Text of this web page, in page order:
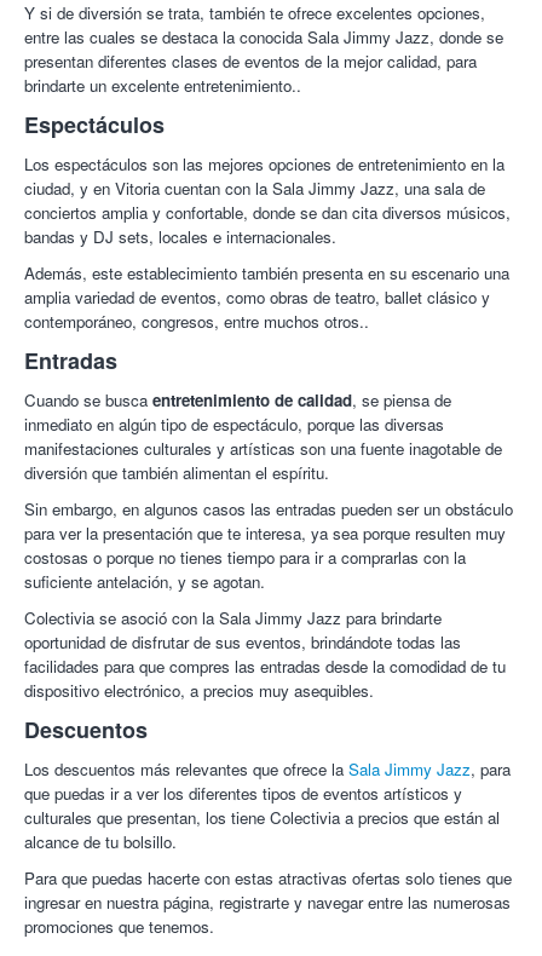
Y si de diversión se trata, también te ofrece excelentes opciones,
entre las cuales se destaca la conocida Sala Jimmy Jazz, donde se
presentan diferentes clases de eventos de la mejor calidad, para
brindarte un excelente entretenimiento..
Espectáculos
Los espectáculos son las mejores opciones de entretenimiento en la
ciudad, y en Vitoria cuentan con la Sala Jimmy Jazz, una sala de
conciertos amplia y confortable, donde se dan cita diversos músicos,
bandas y DJ sets, locales e internacionales.
Además, este establecimiento también presenta en su escenario una
amplia variedad de eventos, como obras de teatro, ballet clásico y
contemporáneo, congresos, entre muchos otros..
Entradas
Cuando se busca entretenimiento de calidad, se piensa de
inmediato en algún tipo de espectáculo, porque las diversas
manifestaciones culturales y artísticas son una fuente inagotable de
diversión que también alimentan el espíritu.
Sin embargo, en algunos casos las entradas pueden ser un obstáculo
para ver la presentación que te interesa, ya sea porque resulten muy
costosas o porque no tienes tiempo para ir a comprarlas con la
suficiente antelación, y se agotan.
Colectivia se asoció con la Sala Jimmy Jazz para brindarte
oportunidad de disfrutar de sus eventos, brindándote todas las
facilidades para que compres las entradas desde la comodidad de tu
dispositivo electrónico, a precios muy asequibles.
Descuentos
Los descuentos más relevantes que ofrece la Sala Jimmy Jazz, para
que puedas ir a ver los diferentes tipos de eventos artísticos y
culturales que presentan, los tiene Colectivia a precios que están al
alcance de tu bolsillo.
Para que puedas hacerte con estas atractivas ofertas solo tienes que
ingresar en nuestra página, registrarte y navegar entre las numerosas
promociones que tenemos.